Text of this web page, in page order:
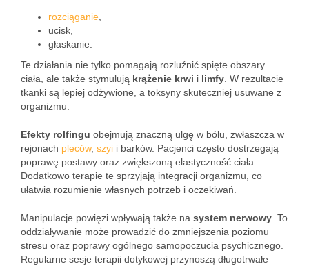
rozciąganie
ucisk,
głaskanie.
Te działania nie tylko pomagają rozluźnić spięte obszary
ciała, ale także stymulują krążenie krwi i limfy . W rezultacie
tkanki są lepiej odżywione, a toksyny skuteczniej usuwane z
organizmu.
Efekty rolfingu obejmują znaczną ulgę w bólu, zwłaszcza w
rejonach pleców, szyi i barków. Pacjenci często dostrzegają
poprawę postawy oraz zwiększoną elastyczność ciała.
Dodatkowo terapie te sprzyjają integracji organizmu, co
ułatwia rozumienie własnych potrzeb i oczekiwań.
Manipulacje powięzi wpływają także na system nerwowy . To
oddziaływanie może prowadzić do zmniejszenia poziomu
stresu oraz poprawy ogólnego samopoczucia psychicznego.
Regularne sesje terapii dotykowej przynoszą długotrwałe